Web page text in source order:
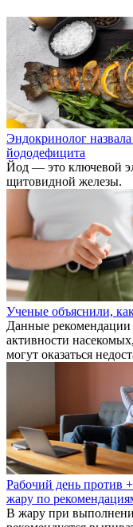
Эндокринолог
йододефицита
Йод — это ключевой
щитовидной железы.
Ученые объяснили,
Данные рекомендации
активности
могут оказаться
Рабочий день против
жару по
В жару при